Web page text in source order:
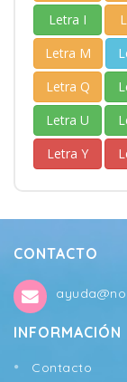
Letra I
Letra M
Letra Q
Letra U
Letra Y
CONTACTO
INFORMACIÓN
Contacto